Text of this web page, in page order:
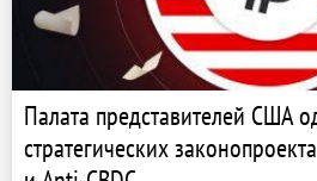
Палата представителей США
стратегических